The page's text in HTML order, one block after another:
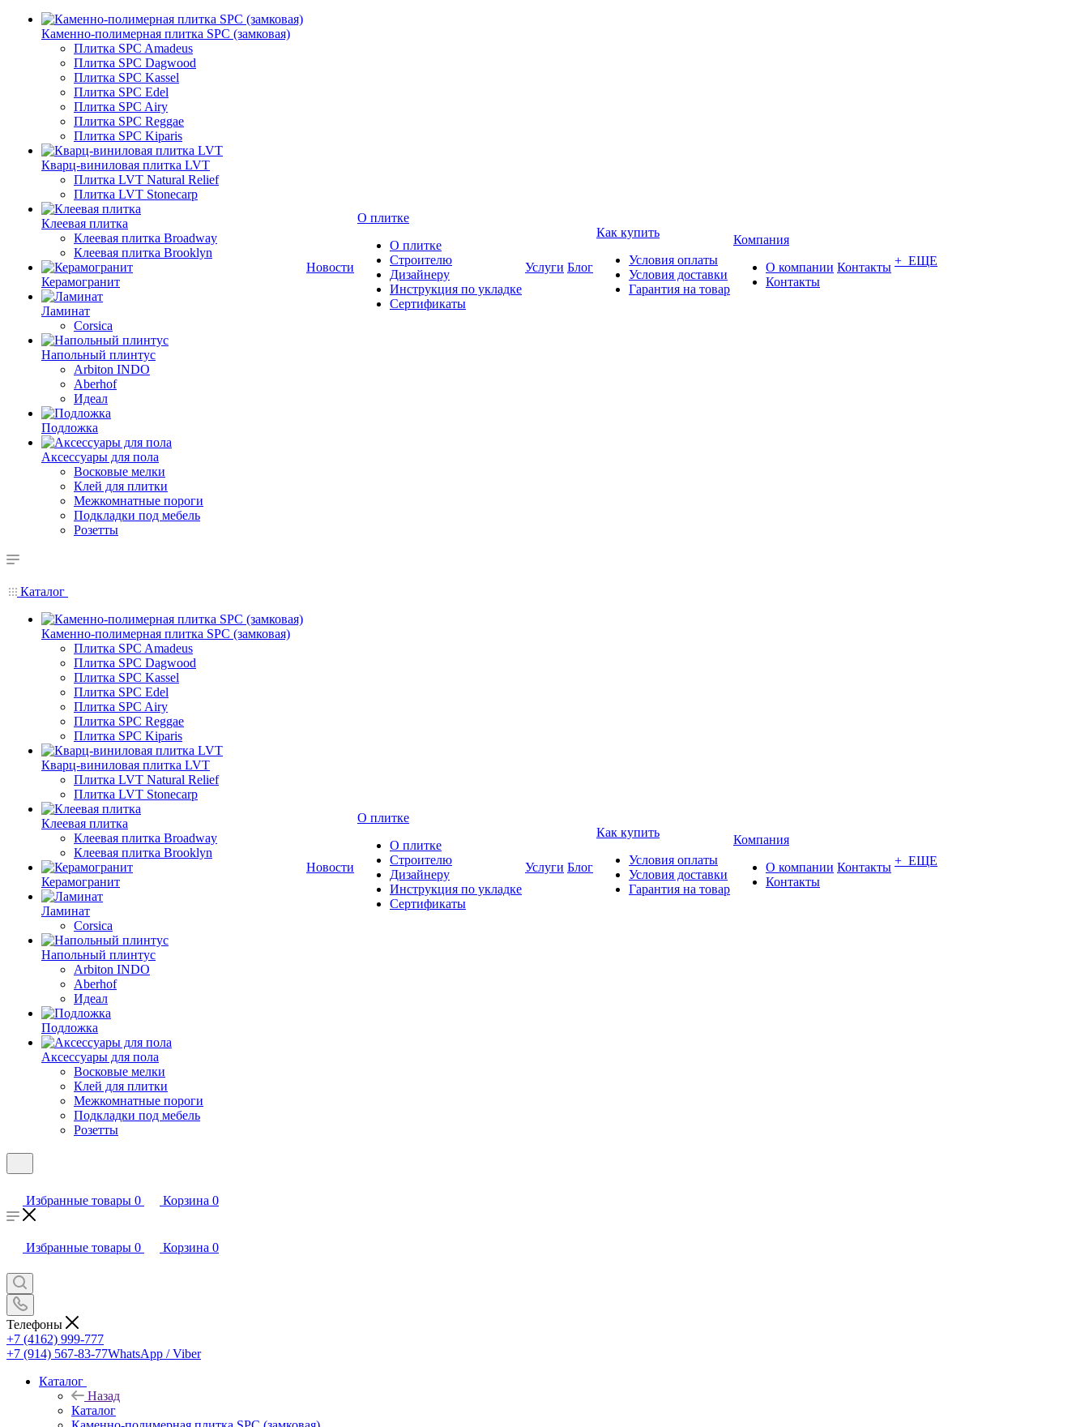
Каменно-полимерная плитка SPC (замковая)
Плитка SPC Amadeus
Плитка SPC Dagwood
Плитка SPC Kassel
Плитка SPC Edel
Плитка SPC Airy
Плитка SPC Reggae
Плитка SPC Kiparis
Кварц-виниловая плитка LVT
Плитка LVT Natural Relief
Плитка LVT Stonecarp
Клеевая плитка
Клеевая плитка Broadway
Клеевая плитка Brooklyn
Керамогранит
Ламинат
Corsica
Напольный плинтус
Arbiton INDO
Aberhof
Идеал
Подложка
Аксессуары для пола
Восковые мелки
Клей для плитки
Межкомнатные пороги
Подкладки под мебель
Розетты
Новости
О плитке
О плитке
Строителю
Дизайнеру
Инструкция по укладке
Сертификаты
Услуги Блог
Как купить
Условия оплаты
Условия доставки
Гарантия на товар
Компания
О компании
Контакты
Контакты + ЕЩЕ
Каталог
Каменно-полимерная плитка SPC (замковая)
Плитка SPC Amadeus
Плитка SPC Dagwood
Плитка SPC Kassel
Плитка SPC Edel
Плитка SPC Airy
Плитка SPC Reggae
Плитка SPC Kiparis
Кварц-виниловая плитка LVT
Плитка LVT Natural Relief
Плитка LVT Stonecarp
Клеевая плитка
Клеевая плитка Broadway
Клеевая плитка Brooklyn
Керамогранит
Ламинат
Corsica
Напольный плинтус
Arbiton INDO
Aberhof
Идеал
Подложка
Аксессуары для пола
Восковые мелки
Клей для плитки
Межкомнатные пороги
Подкладки под мебель
Розетты
Новости
О плитке
О плитке
Строителю
Дизайнеру
Инструкция по укладке
Сертификаты
Услуги Блог
Как купить
Условия оплаты
Условия доставки
Гарантия на товар
Компания
О компании
Контакты
Контакты + ЕЩЕ
Избранные товары 0 Корзина 0
Избранные товары 0 Корзина 0
Телефоны
+7 (4162) 999-777
+7 (914) 567-83-77WhatsApp / Viber
Каталог
Назад
Каталог